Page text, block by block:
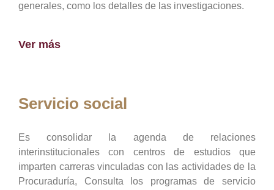
generales, como los detalles de las investigaciones.
Ver más
Servicio social
Es consolidar la agenda de relaciones
interinstitucionales con centros de estudios que
imparten carreras vinculadas con las actividades de la
Procuraduría, Consulta los programas de servicio